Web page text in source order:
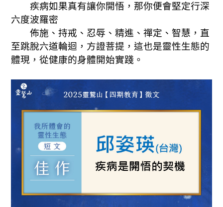
疾病如果真有讓你開悟，那你便會堅定行深
六度波羅密
佈施 、持戒 、 忍辱 、精進 、禪定 、 智慧 ， 直
至跳脫六道輪迴 ， 方證菩提 ，這也是靈性生態的
體現，從健康的身體開始實踐。